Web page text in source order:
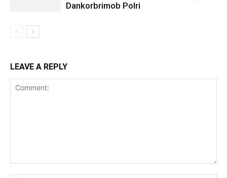
Dankorbrimob Polri
LEAVE A REPLY